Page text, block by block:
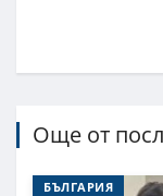
Още от
БЪЛГАРИЯ